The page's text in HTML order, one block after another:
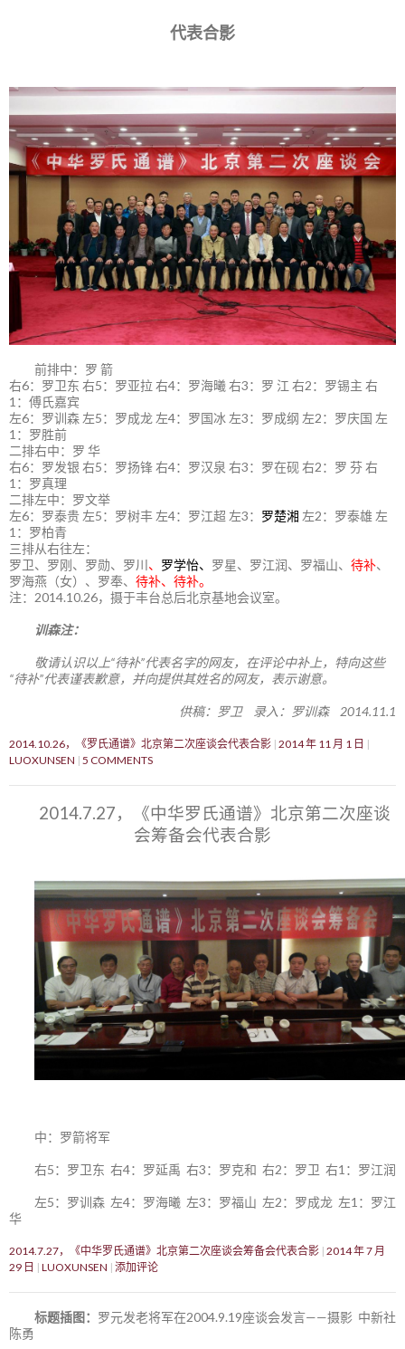
代表合影
前排中：罗 箭
右6：罗卫东 右5：罗亚拉 右4：罗海曦 右3：罗 江 右2：罗锡主 右
1：傅氏嘉宾
左6：罗训森 左5：罗成龙 左4：罗国冰 左3：罗成纲 左2：罗庆国 左
1：罗胜前
二排右中：罗 华
右6：罗发银 右5：罗扬锋 右4：罗汉泉 右3：罗在砚 右2：罗 芬 右
1：罗真理
二排左中：罗文举
左6：罗泰贵 左5：罗树丰 左4：罗江超 左3： 罗楚湘 左2：罗泰雄 左
1：罗柏青
三排从右往左：
罗卫、罗刚、罗勋、罗川 、 罗学怡、 罗星、罗江润、罗福山、 待补、
罗海燕（女）、罗奉、 待补、待补。
注：2014.10.26，摄于丰台总后北京基地会议室。
训森注：
敬请认识以上“待补”代表名字的网友，在评论中补上，特向这些
“待补”代表谨表歉意，并向提供其姓名的网友，表示谢意。
供稿：罗卫 录入：罗训森 2014.11.1
2014.10.26，《罗氏通谱》北京第二次座谈会代表合影 2014 年 11 月 1 日
LUOXUNSEN 5 COMMENTS
2014.7.27，《中华罗氏通谱》北京第二次座谈
会筹备会代表合影
中：罗箭将军
右5：罗卫东 右4：罗延禹 右3：罗克和 右2：罗卫 右1：罗江润
左5：罗训森 左4：罗海曦 左3：罗福山 左2：罗成龙 左1：罗江
华
2014.7.27，《中华罗氏通谱》北京第二次座谈会筹备会代表合影 2014 年 7 月
29 日
LUOXUNSEN 添加评论
标题插图： 罗元发老将军在2004.9.19座谈会发言——摄影 中新社
陈勇